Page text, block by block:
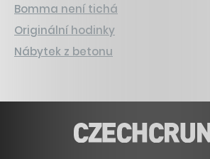
Bomma není tichá
Originální hodinky
Nábytek z betonu